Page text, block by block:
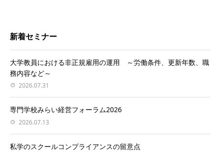
新着セミナー
大学教員における非正規雇用の運用 ～労働条件、更新年数、職
務内容など～
2026.07.31
専門学校みらい経営フォーラム2026
2026.07.13
私学のスクールコンプライアンスの留意点